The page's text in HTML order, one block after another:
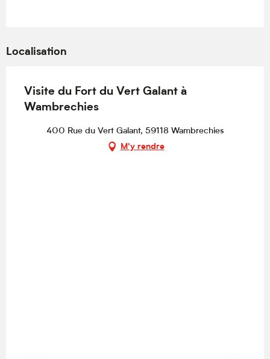
Localisation
Visite du Fort du Vert Galant à
Wambrechies
400 Rue du Vert Galant, 59118 Wambrechies
M'y rendre